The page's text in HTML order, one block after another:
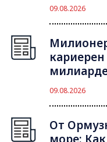
09.08.2026
09.08.2026
От